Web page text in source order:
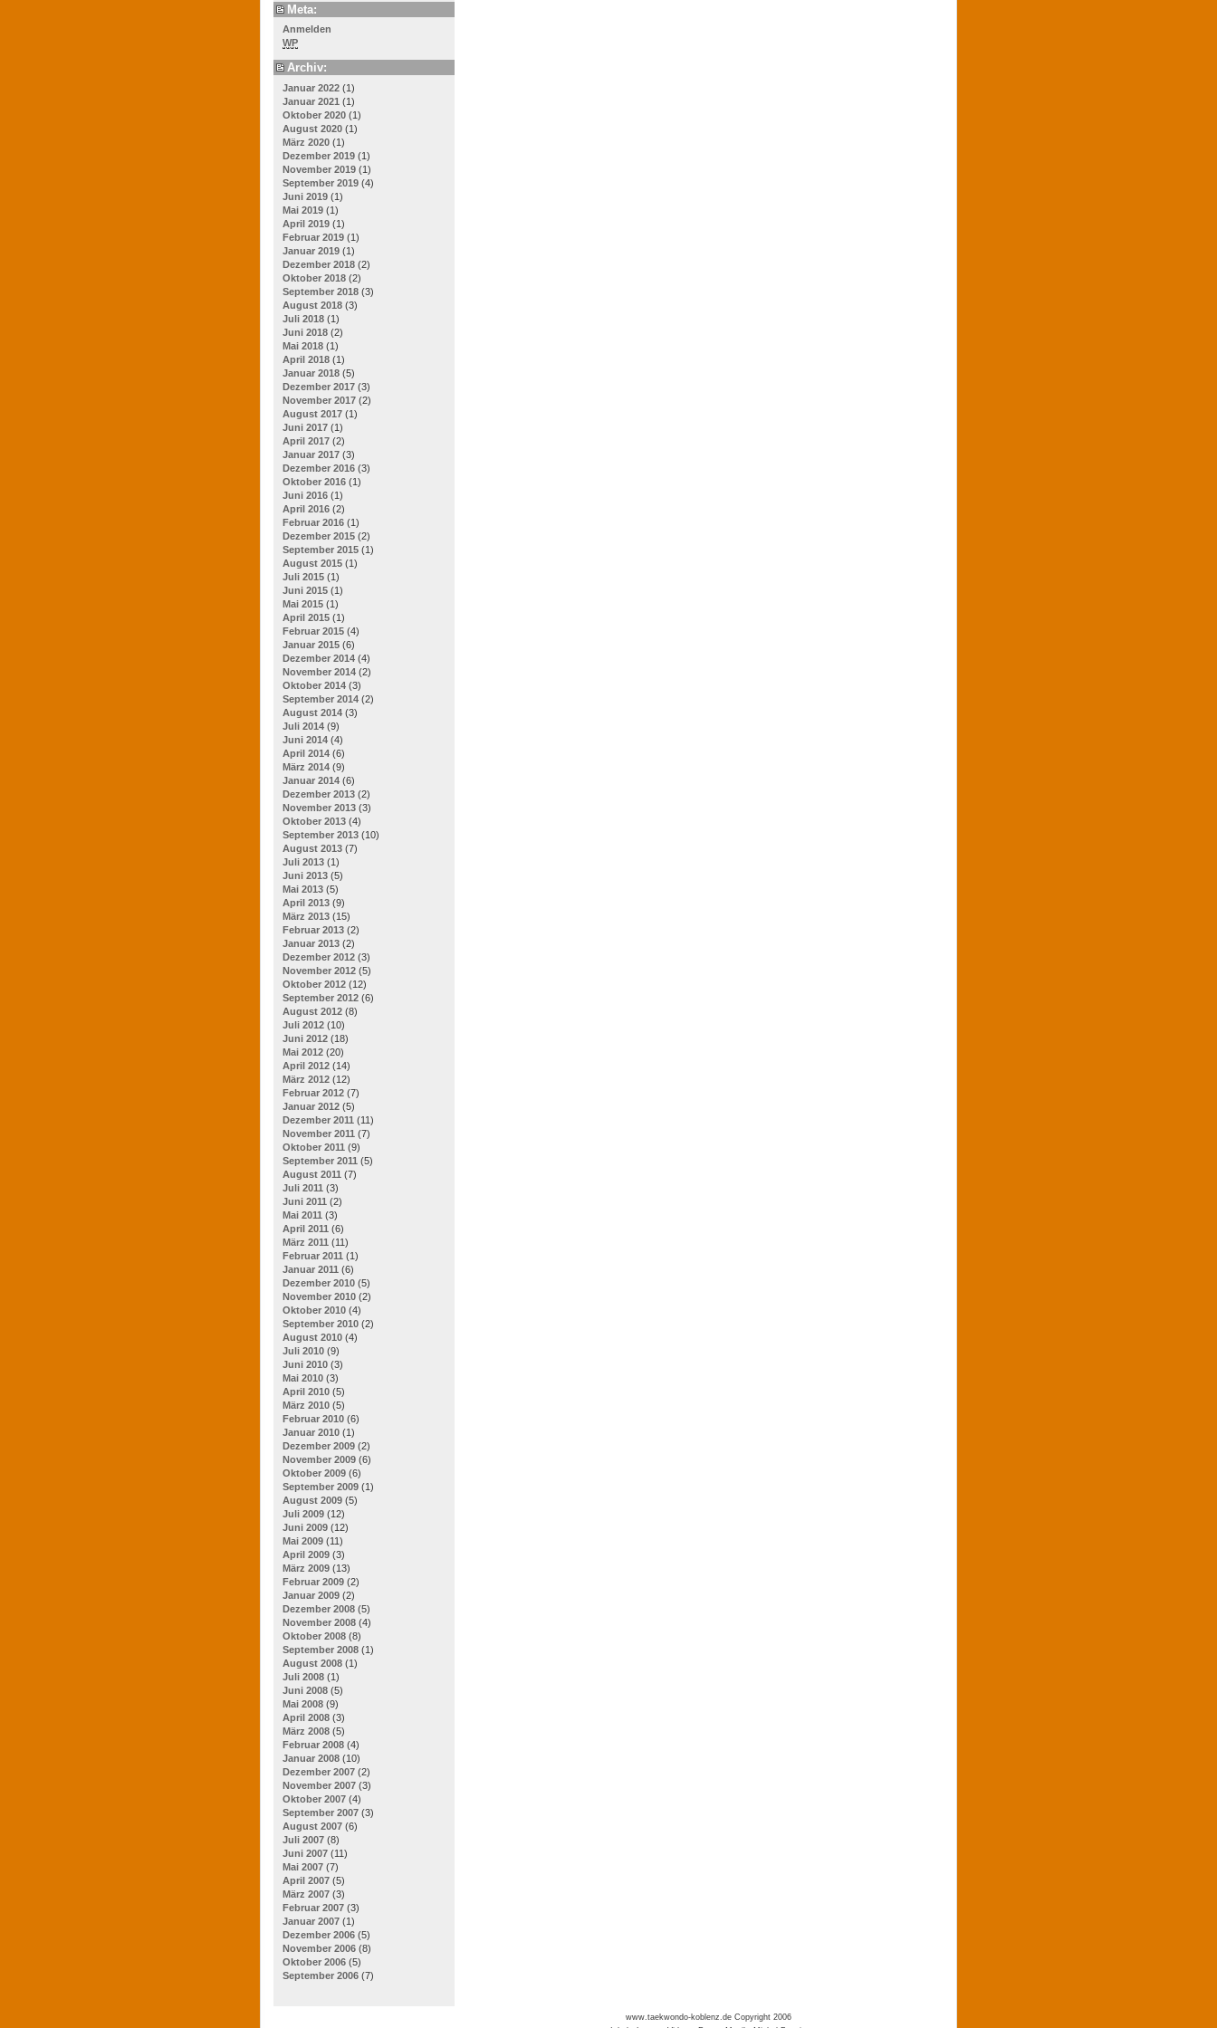
Meta:
Anmelden
WP
Archiv:
Januar 2022 (1)
Januar 2021 (1)
Oktober 2020 (1)
August 2020 (1)
März 2020 (1)
Dezember 2019 (1)
November 2019 (1)
September 2019 (4)
Juni 2019 (1)
Mai 2019 (1)
April 2019 (1)
Februar 2019 (1)
Januar 2019 (1)
Dezember 2018 (2)
Oktober 2018 (2)
September 2018 (3)
August 2018 (3)
Juli 2018 (1)
Juni 2018 (2)
Mai 2018 (1)
April 2018 (1)
Januar 2018 (5)
Dezember 2017 (3)
November 2017 (2)
August 2017 (1)
Juni 2017 (1)
April 2017 (2)
Januar 2017 (3)
Dezember 2016 (3)
Oktober 2016 (1)
Juni 2016 (1)
April 2016 (2)
Februar 2016 (1)
Dezember 2015 (2)
September 2015 (1)
August 2015 (1)
Juli 2015 (1)
Juni 2015 (1)
Mai 2015 (1)
April 2015 (1)
Februar 2015 (4)
Januar 2015 (6)
Dezember 2014 (4)
November 2014 (2)
Oktober 2014 (3)
September 2014 (2)
August 2014 (3)
Juli 2014 (9)
Juni 2014 (4)
April 2014 (6)
März 2014 (9)
Januar 2014 (6)
Dezember 2013 (2)
November 2013 (3)
Oktober 2013 (4)
September 2013 (10)
August 2013 (7)
Juli 2013 (1)
Juni 2013 (5)
Mai 2013 (5)
April 2013 (9)
März 2013 (15)
Februar 2013 (2)
Januar 2013 (2)
Dezember 2012 (3)
November 2012 (5)
Oktober 2012 (12)
September 2012 (6)
August 2012 (8)
Juli 2012 (10)
Juni 2012 (18)
Mai 2012 (20)
April 2012 (14)
März 2012 (12)
Februar 2012 (7)
Januar 2012 (5)
Dezember 2011 (11)
November 2011 (7)
Oktober 2011 (9)
September 2011 (5)
August 2011 (7)
Juli 2011 (3)
Juni 2011 (2)
Mai 2011 (3)
April 2011 (6)
März 2011 (11)
Februar 2011 (1)
Januar 2011 (6)
Dezember 2010 (5)
November 2010 (2)
Oktober 2010 (4)
September 2010 (2)
August 2010 (4)
Juli 2010 (9)
Juni 2010 (3)
Mai 2010 (3)
April 2010 (5)
März 2010 (5)
Februar 2010 (6)
Januar 2010 (1)
Dezember 2009 (2)
November 2009 (6)
Oktober 2009 (6)
September 2009 (1)
August 2009 (5)
Juli 2009 (12)
Juni 2009 (12)
Mai 2009 (11)
April 2009 (3)
März 2009 (13)
Februar 2009 (2)
Januar 2009 (2)
Dezember 2008 (5)
November 2008 (4)
Oktober 2008 (8)
September 2008 (1)
August 2008 (1)
Juli 2008 (1)
Juni 2008 (5)
Mai 2008 (9)
April 2008 (3)
März 2008 (5)
Februar 2008 (4)
Januar 2008 (10)
Dezember 2007 (2)
November 2007 (3)
Oktober 2007 (4)
September 2007 (3)
August 2007 (6)
Juli 2007 (8)
Juni 2007 (11)
Mai 2007 (7)
April 2007 (5)
März 2007 (3)
Februar 2007 (3)
Januar 2007 (1)
Dezember 2006 (5)
November 2006 (8)
Oktober 2006 (5)
September 2006 (7)
www.taekwondo-koblenz.de Copyright 2006